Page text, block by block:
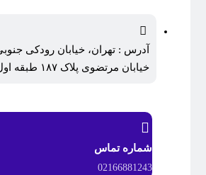
آدرس : تهران، خیابان رودکی جنوبی
خیابان مرتضوی پلاک ۱۸۷ طبقه اول.
شماره تماس
02166881243